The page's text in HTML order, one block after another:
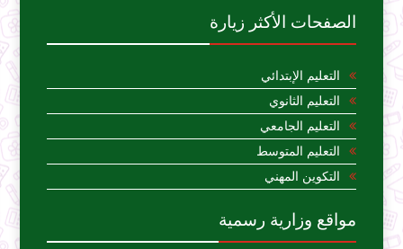
الصفحات الأكثر زيارة
التعليم الإبتدائي
التعليم الثانوي
التعليم الجامعي
التعليم المتوسط
التكوين المهني
مواقع وزارية رسمية